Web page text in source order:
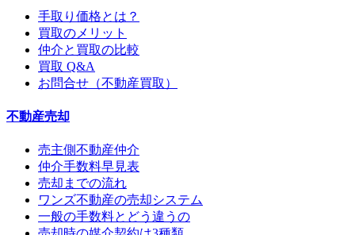
手取り価格とは？
買取のメリット
仲介と買取の比較
買取 Q&A
お問合せ（不動産買取）
不動産売却
売主側不動産仲介
仲介手数料早見表
売却までの流れ
ワンズ不動産の売却システム
一般の手数料とどう違うの